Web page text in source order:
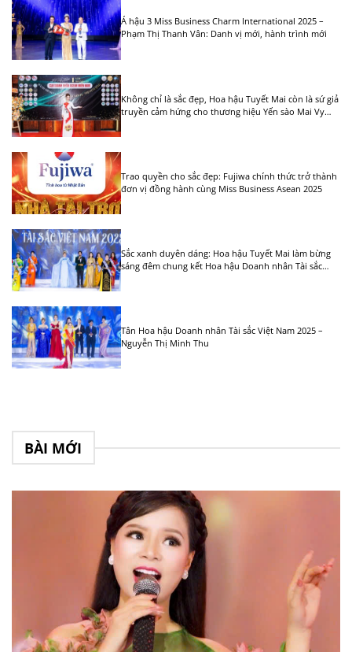
Á hậu 3 Miss Business Charm International 2025 –
Phạm Thị Thanh Vân: Danh vị mới, hành trình mới
Không chỉ là sắc đẹp, Hoa hậu Tuyết Mai còn là sứ giả
truyền cảm hứng cho thương hiệu Yến sào Mai Vy
Trao quyền cho sắc đẹp: Fujiwa chính thức trở thành
đơn vị đồng hành cùng Miss Business Asean 2025
Sắc xanh duyên dáng: Hoa hậu Tuyết Mai làm bừng
sáng đêm chung kết Hoa hậu Doanh nhân Tài sắc
Tân Hoa hậu Doanh nhân Tài sắc Việt Nam 2025 –
Nguyễn Thị Minh Thu
BÀI MỚI